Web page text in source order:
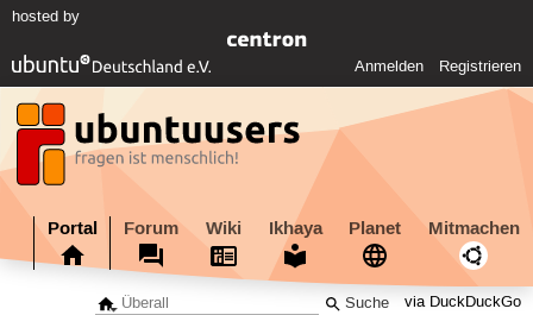
hosted by
Anmelden Registrieren
Portal Forum Wiki Ikhaya Planet Mitmachen
via DuckDuckGo